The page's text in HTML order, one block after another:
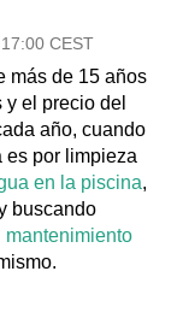
CEST
más de 15 años
el precio del
año, cuando
es por limpieza
en la piscina,
buscando
mantenimiento